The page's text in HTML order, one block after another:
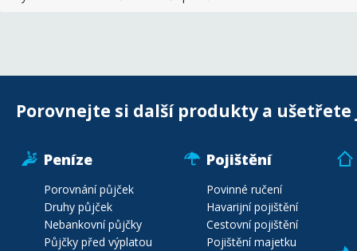
Porovnejte si další produkty a ušetřete
Peníze
Porovnání půjček
Druhy půjček
Nebankovní půjčky
Půjčky před výplatou
Pojištění
Povinné ručení
Havarijní pojištění
Cestovní pojištění
Pojištění majetku